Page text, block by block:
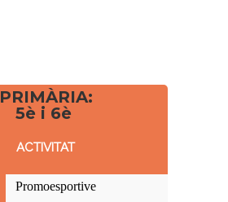
PRIMÀRIA:
5è i 6è
ACTIVITAT
Promoesportive